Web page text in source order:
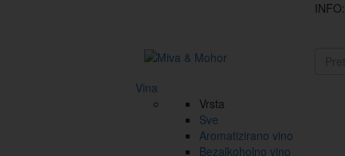
INFO:
Vina
Vrsta
Sve
Aromatizirano vino
Bezalkoholno vino